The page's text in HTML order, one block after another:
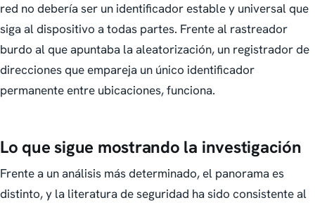
red no debería ser un identificador estable y universal que
siga al dispositivo a todas partes. Frente al rastreador
burdo al que apuntaba la aleatorización, un registrador de
direcciones que empareja un único identificador
permanente entre ubicaciones, funciona.
Lo que sigue mostrando la investigación
Frente a un análisis más determinado, el panorama es
distinto, y la literatura de seguridad ha sido consistente al